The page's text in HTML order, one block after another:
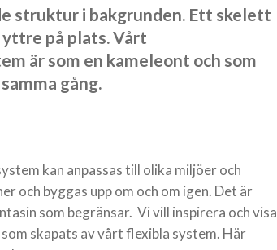
struktur i bakgrunden. Ett skelett
på plats. Vårt
är som en kameleont och som
gång.
kan anpassas till olika miljöer och
och byggas upp om och om igen. Det är
som begränsar. Vi vill inspirera och visa
skapats av vårt flexibla system. Här